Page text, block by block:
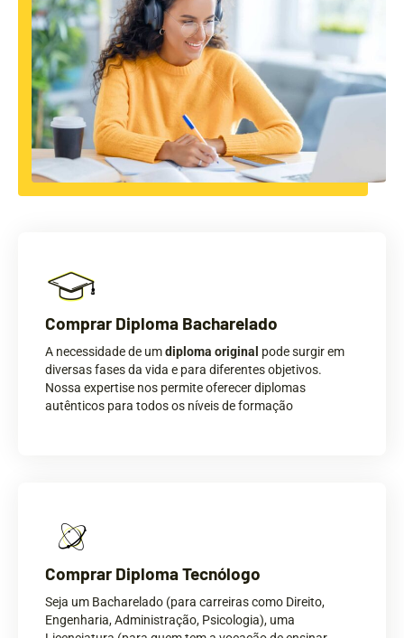
Comprar Diploma Bacharelado
A necessidade de umdiploma original pode surgir em
diversas fases da vida e para diferentes objetivos.
Nossa expertise nos permite oferecer diplomas
autênticos para todos os níveis de formação
Comprar Diploma Tecnólogo
Seja um Bacharelado (para carreiras como Direito,
Engenharia, Administração, Psicologia), uma